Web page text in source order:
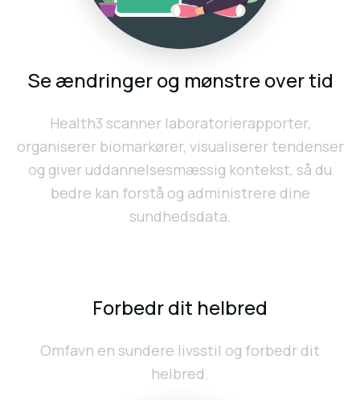
Se ændringer og mønstre over tid
Health3 scanner laboratorierapporter,
organiserer biomarkører, visualiserer tendenser
og giver uddannelsesmæssig kontekst, så du
bedre kan forstå og administrere dine
sundhedsdata.
Forbedr dit helbred
Omfavn en sundere livsstil og forbedr dit
helbred.